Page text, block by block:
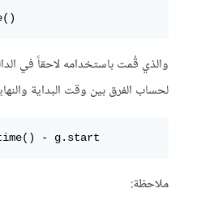
لحساب الفرق بين وقت البداية
- g.start
ملاحظة: